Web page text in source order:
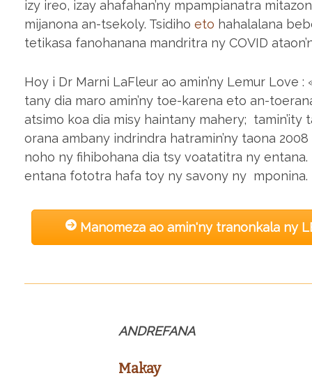
izy ireo, izay ahafahan’ny mpampianatra
mijanona an-tsekoly. Tsidiho eto hahalalana
tetikasa fanohanana mandritra ny COVID
Hoy i Dr Marni LaFleur ao amin’ny Lemur Love
tany dia maro amin’ny toe-karena eto an-
atsimo koa dia misy haintany mahery; tamin’ity
orana ambany indrindra hatramin’ny taona
noho ny fihibohana dia tsy voatatitra ny
entana fototra hafa toy ny savony ny mponina.
Manomeza ao amin'ny tranonkala ny
ANDREFANA
Makay